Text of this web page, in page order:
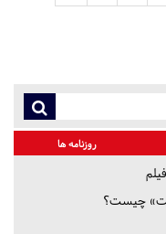
روزنامه ها
چیست؟